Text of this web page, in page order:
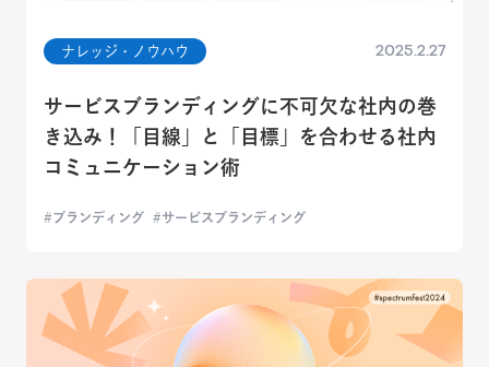
ナレッジ・ノウハウ 2025.2.27
サービスブランディングに不可欠な社内の巻
き込み！「目線」と「目標」を合わせる社内
コミュニケーション術
ブランディング サービスブランディング